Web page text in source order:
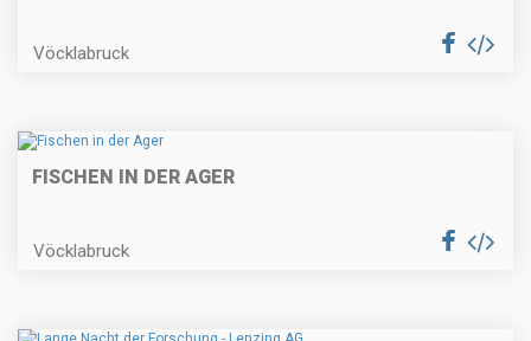
Vöcklabruck
FISCHEN IN DER AGER
Vöcklabruck